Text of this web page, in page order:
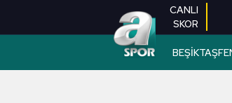
CANLI
SKOR
BEŞİKTAŞ